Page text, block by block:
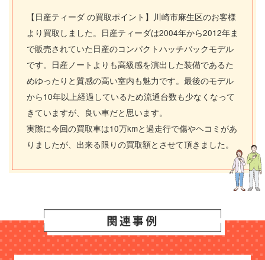
【日産ティーダ の買取ポイント】川崎市麻生区のお客様
より買取しました。日産ティーダは2004年から2012年ま
で販売されていた日産のコンパクトハッチバックモデル
です。日産ノートよりも高級感を演出した装備であるた
めゆったりと質感の高い室内も魅力です。最後のモデル
から10年以上経過しているため流通台数も少なくなって
きていますが、良い車だと思います。
実際に今回の買取車は10万kmと過走行で傷やヘコミがあ
りましたが、出来る限りの買取額とさせて頂きました。
関連事例